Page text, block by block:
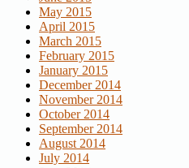
May 2015
April 2015
March 2015
February 2015
January 2015
December 2014
November 2014
October 2014
September 2014
August 2014
July 2014